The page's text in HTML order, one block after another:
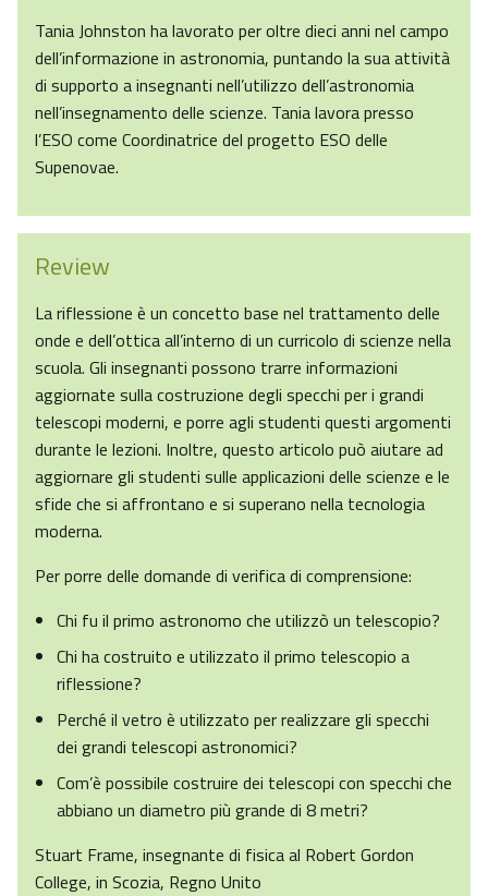
Tania Johnston ha lavorato per oltre dieci anni nel campo
dell’informazione in astronomia, puntando la sua attività
di supporto a insegnanti nell’utilizzo dell’astronomia
nell’insegnamento delle scienze. Tania lavora presso
l’ESO come Coordinatrice del progetto ESO delle
Supenovae.
Review
La riflessione è un concetto base nel trattamento delle
onde e dell’ottica all’interno di un curricolo di scienze nella
scuola. Gli insegnanti possono trarre informazioni
aggiornate sulla costruzione degli specchi per i grandi
telescopi moderni, e porre agli studenti questi argomenti
durante le lezioni. Inoltre, questo articolo può aiutare ad
aggiornare gli studenti sulle applicazioni delle scienze e le
sfide che si affrontano e si superano nella tecnologia
moderna.
Per porre delle domande di verifica di comprensione:
Chi fu il primo astronomo che utilizzò un telescopio?
Chi ha costruito e utilizzato il primo telescopio a
riflessione?
Perché il vetro è utilizzato per realizzare gli specchi
dei grandi telescopi astronomici?
Com’è possibile costruire dei telescopi con specchi che
abbiano un diametro più grande di 8 metri?
Stuart Frame, insegnante di fisica al Robert Gordon
College, in Scozia, Regno Unito